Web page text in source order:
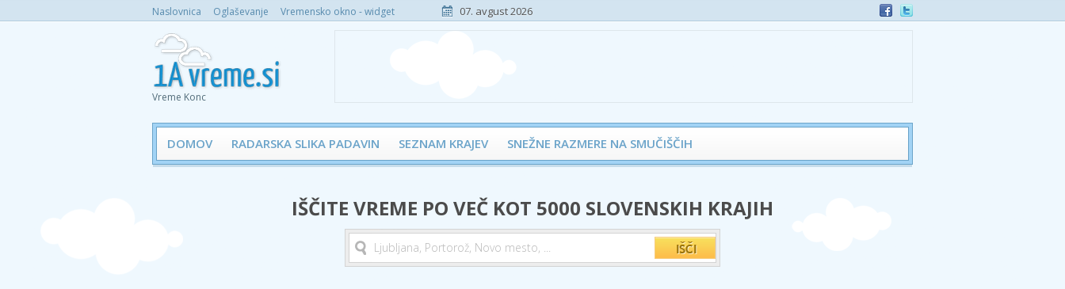
Naslovnica Oglaševanje Vremensko okno - widget 07. avgust 2026
Vreme Konc
DOMOV RADARSKA SLIKA PADAVIN SEZNAM KRAJEV SNEŽNE RAZMERE NA SMUČIŠČIH
IŠČITE VREME PO VEČ KOT 5000 SLOVENSKIH KRAJIH